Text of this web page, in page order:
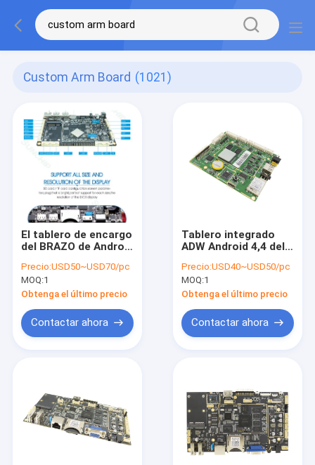
Custom Arm Board (1021)
El tablero de encargo
del BRAZO de Android
óptica RJ45 4G
integró tableros de
CPU
Precio:USD50~USD70/pc
MOQ:1
Obtenga el último precio
Contactar ahora
Tablero integrado
ADW Android 4,4 del
de 5,1 OS para la
señalización de
Digitaces
Precio:USD40~USD50/pc
MOQ:1
Obtenga el último precio
Contactar ahora